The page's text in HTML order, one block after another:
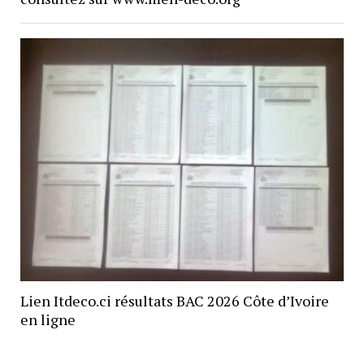
Lien Itdeco.ci résultats BAC 2026 Côte d’Ivoire
en ligne